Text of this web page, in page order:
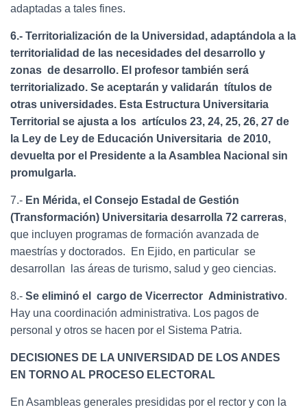
adaptadas a tales fines.
6.- Territorialización de la Universidad, adaptándola a la
territorialidad de las necesidades del desarrollo y
zonas de desarrollo. El profesor también será
territorializado. Se aceptarán y validarán títulos de
otras universidades. Esta Estructura Universitaria
Territorial se ajusta a los artículos 23, 24, 25, 26, 27 de
la Ley de Ley de Educación Universitaria de 2010,
devuelta por el Presidente a la Asamblea Nacional sin
promulgarla.
7.- En Mérida, el Consejo Estadal de Gestión
(Transformación) Universitaria desarrolla 72 carreras,
que incluyen programas de formación avanzada de
maestrías y doctorados. En Ejido, en particular se
desarrollan las áreas de turismo, salud y geo ciencias.
8.- Se eliminó el cargo de Vicerrector Administrativo.
Hay una coordinación administrativa. Los pagos de
personal y otros se hacen por el Sistema Patria.
DECISIONES DE LA UNIVERSIDAD DE LOS ANDES
EN TORNO AL PROCESO ELECTORAL
En Asambleas generales presididas por el rector y con la